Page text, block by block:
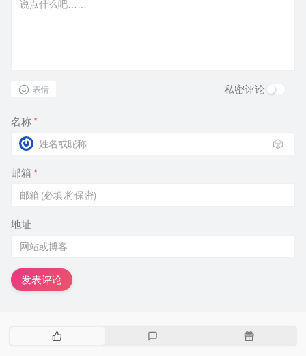
表情 私密评论
名称 *
🎲
邮箱 *
地址
发表评论
热
随